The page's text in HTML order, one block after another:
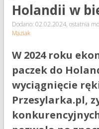
Holandii w
Dodano: 02.02.2024, ostatnia
Maziak
W 2024 roku
paczek do
wyciągnięcie
Przesylarka.pl,